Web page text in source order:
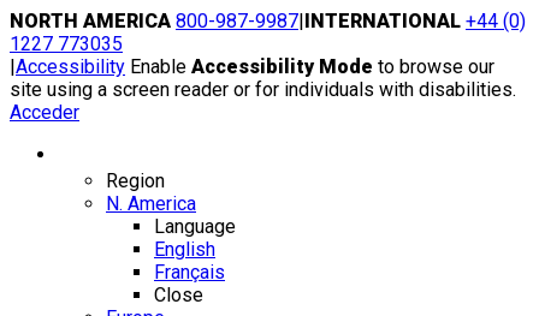
Skip
to
content
NORTH AMERICA 800-987-9987|INTERNATIONAL +44 (0)
1227 773035
|Accessibility Enable Accessibility Mode to browse our
site using a screen reader or for individuals with disabilities.
Acceder
Region
N. America
Language
English
Français
Close